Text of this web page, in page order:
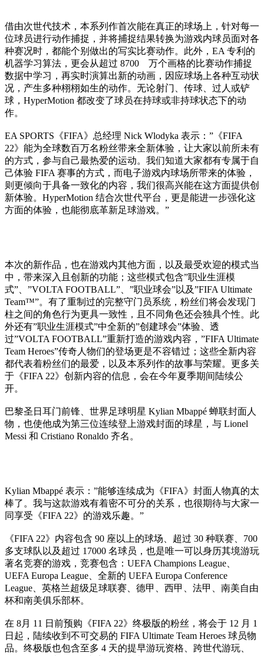
借由次世代技术，本系列作首次能在真正的球场上，针对每一
位球员进行动作捕捉，并将捕捉结果转换为游戏内球员面对各
种赛况时，都能个别做出的写实比赛动作。此外，EA 专利的
机器学习算法，更会从超过 8700 万个画格的比赛动作捕捉
数据中学习，再实时演算出新的动画，因应球场上各种互动状
况，产生多种栩栩如生的动作。无论射门、传球、过人或铲
球，HyperMotion 都改变了球员在持球或非持球状态下的动
作。
EA SPORTS《FIFA》总经理 Nick Wlodyka 表示：”《FIFA
22》能为全球数百万名粉丝带来全新体验，让大家以前所未有
的方式，参与自己最热爱的运动。我们知道大家都有专属于自
己体验 FIFA 赛事的方式，而电子游戏内球场所带来的体验，
则更倾向于具备一致化的内容，我们很高兴能在这方面提供创
新体验。HyperMotion 结合次世代平台，更是能进一步强化这
方面的体验，也能彻底革新足球游戏。”
本次的新作品，也在游戏内其他方面，以及最受欢迎的模式当
中，带来深入且创新的功能；这些模式包含”职业生涯模
式”、”VOLTA FOOTBALL”、”职业球会”以及”FIFA Ultimate
Team™”。有了重制过的完整守门员系统，粉丝们将会发现门
柱之间的角色行为更具一致性，且不同角色还会独具个性。此
外还有”职业生涯模式”中全新的”创建球会”体验、透
过”VOLTA FOOTBALL”重新打造的游戏内容，”FIFA Ultimate
Team Heroes”传奇人物们的登场更是不容错过；这些全新内容
都代表着粉丝们的最爱，以及本系列作的故事与荣耀。更多关
于《FIFA 22》创新内容的信息，会在今年夏季期间陆续公
开。
巴黎圣日耳门前锋、世界足球明星 Kylian Mbappé 蝉联封面人
物，也使他成为第三位连续登上游戏封面的球星，与 Lionel
Messi 和 Cristiano Ronaldo 齐名。
Kylian Mbappé 表示：”能够连续成为《FIFA》封面人物真的太
棒了。我与这款游戏有着密不可分的关系，也很期待与大家一
同享受《FIFA 22》的游戏乐趣。”
《FIFA 22》内容包含 90 座以上的球场、超过 30 种联赛、700
多支球队以及超过 17000 名球员，也是唯一可以身历其境游玩
著名竞赛的游戏，竞赛包含：UEFA Champions League、
UEFA Europa League、全新的 UEFA Europa Conference
League、英格兰超级足球联赛、德甲、西甲、法甲、南美自由
杯和南美俱乐部杯。
在 8月 11 日前预购《FIFA 22》终极版的粉丝，将会于 12 月 1
日起，陆续收到不可交易的 FIFA Ultimate Team Heroes 球员物
品。终极版也包含至多 4 天的提早游玩资格、跨世代游玩、